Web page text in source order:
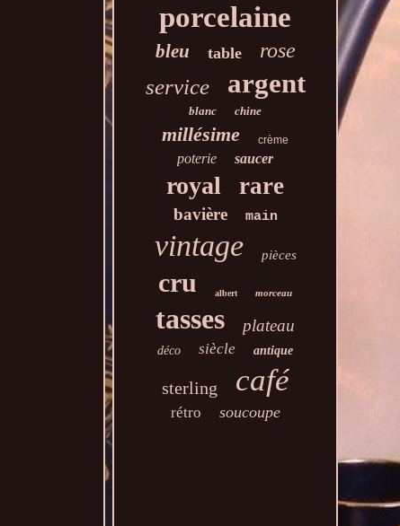
porcelaine
bleu table rose
service argent
blanc chine
millésime crème
poterie saucer
royal rare
bavière main
vintage pièces
cru albert morceau
tasses plateau
déco siècle antique
sterling café
rétro soucoupe